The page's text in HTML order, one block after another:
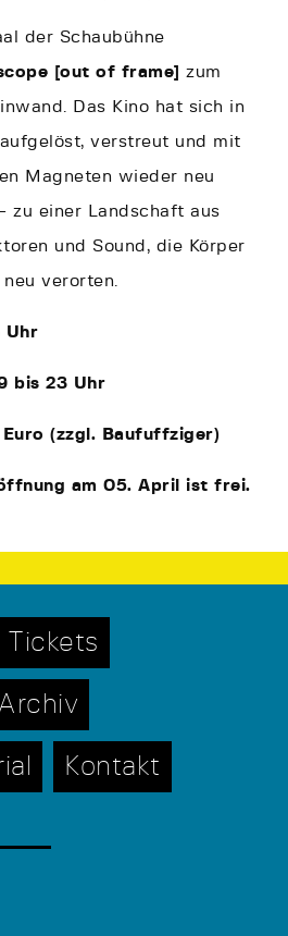
der Schaubühne
[out of frame] zum
Das Kino hat sich in
verstreut und mit
Magneten wieder neu
zu einer Landschaft aus
und Sound, die Körper
verorten.
Uhr
bis 23 Uhr
(zzgl. Baufuffziger)
am 05. April ist frei.
Tickets
Archiv
Kontakt